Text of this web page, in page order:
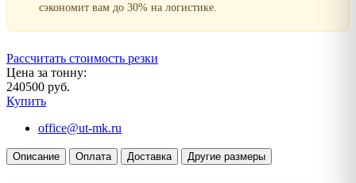
сэкономит вам до 30% на логистике.
Рассчитать стоимость резки
Цена за тонну:
240500 руб.
Купить
office@ut-mk.ru
Описание Оплата Доставка Другие размеры